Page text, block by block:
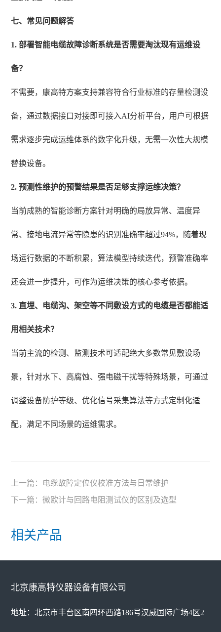
七、常见问题解答
1. 部署智能电缆故障诊断系统是否需要淘汰现有运维设
备？
不需要，康高特方案支持兼容符合行业标准的存量检测设
备，通过数据接口对接即可接入AI分析平台，用户可根据
需求逐步完成运维体系的数字化升级，无需一次性大规模
替换设备。
2. 预测性维护的预警结果是否足够支撑运维决策？
当前成熟的智能诊断方案针对明确的局放异常、温度异
常、接地电流异常等隐患的识别准确率超过94%，随着现
场运行数据的不断积累，算法模型持续迭代，预警准确率
还会进一步提升，可作为运维决策的核心参考依据。
3. 直埋、电缆沟、架空等不同敷设方式的电缆是否都能适
用相关技术？
当前主流的检测、监测技术可适配绝大多数常见敷设场
景，针对水下、高腐蚀、强电磁干扰等特殊场景，可通过
调整设备防护等级、优化信号采集算法等方式定制化适
配，满足不同场景的运维需求。
上一篇： 电缆故障定位仪校准方法与日常维护
下一篇：微欧计与回路电阻测试仪的区别及选型
相关产品
北京康高特仪器设备有限公司
地址：北京市丰台区南四环西路186号汉威国际广场4区2